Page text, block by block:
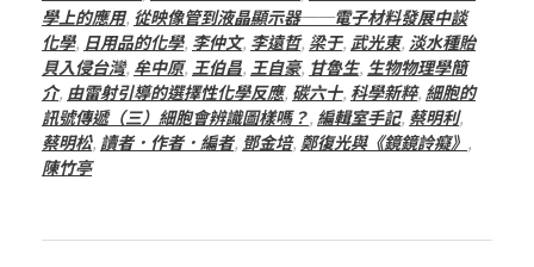
學上的應用, 從映像管到液晶顯示器──電子材料發展中談
化學, 日用品的化學, 李仲文, 李遠哲, 梁于, 武光東, 淡水種貽
貝入侵台灣, 牟中原, 王伯昌, 王自豪, 甘魯生, 生物物理學簡
介, 由雷射引導的選擇性化學反應, 碳六十, 科學新粹, 細胞的
訊號傳遞（三）細胞會辨識圖樣嗎？, 編輯室手記, 蔡明利,
蔡明松, 讀者．作者．編者, 鄧金培, 鄭復光與《鏡鏡詅癡》 ,
陳竹亭